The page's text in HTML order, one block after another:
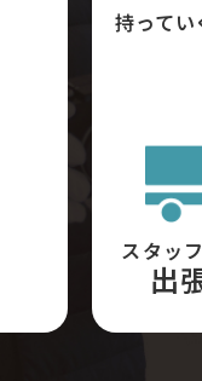
持って
スタッ
出